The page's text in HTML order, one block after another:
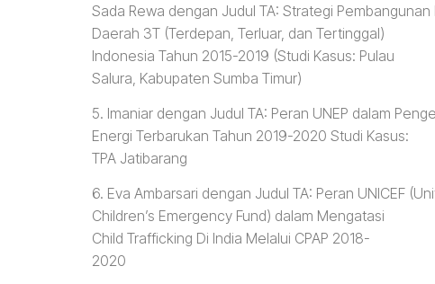
Sada Rewa dengan Judul TA: Strategi Pembangunan
Daerah 3T (Terdepan, Terluar, dan Tertinggal)
Indonesia Tahun 2015-2019 (Studi Kasus: Pulau
Salura, Kabupaten Sumba Timur)
5. Imaniar dengan Judul TA: Peran UNEP dalam
Energi Terbarukan Tahun 2019-2020 Studi Kasus:
TPA Jatibarang
6. Eva Ambarsari dengan Judul TA: Peran UNICEF
Children’s Emergency Fund) dalam Mengatasi
Child Trafficking Di India Melalui CPAP 2018-
2020